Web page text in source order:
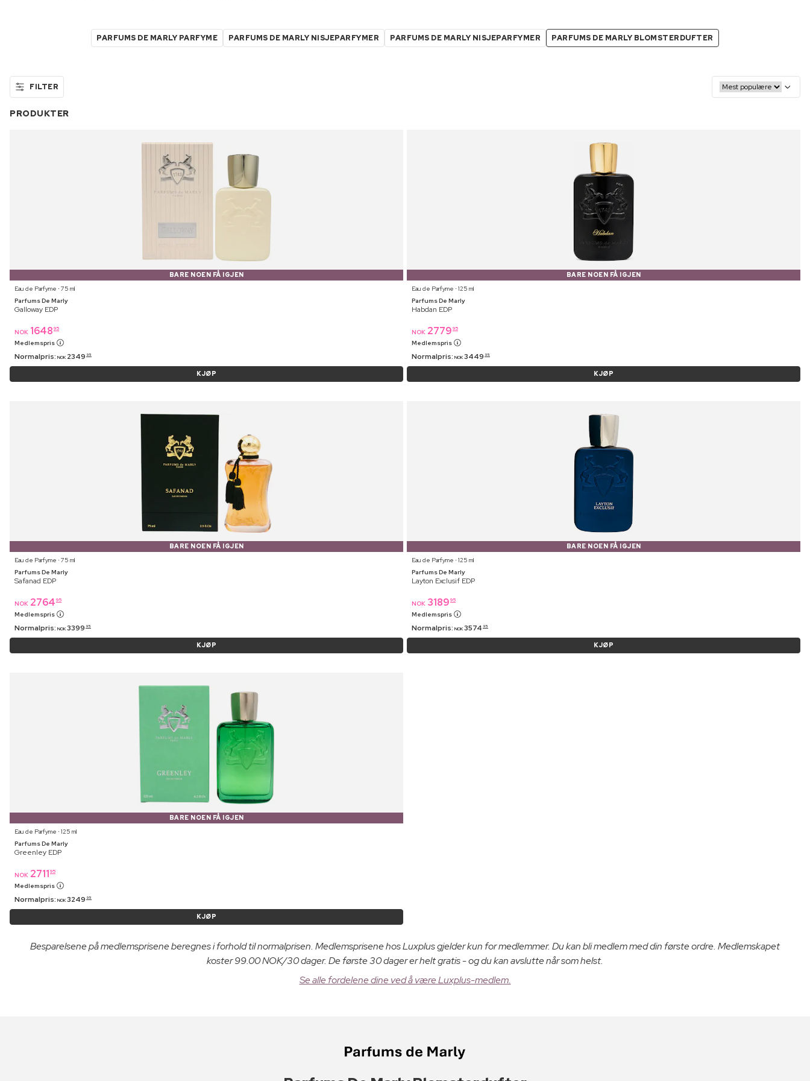
PARFUMS DE MARLY PARFYME PARFUMS DE MARLY NISJEPARFYMER PARFUMS DE MARLY NISJEPARFYMER PARFUMS DE MARLY BLOMSTERDUFTER
FILTER
PRODUKTER
BARE NOEN FÅ IGJEN
Eau de Parfyme ⋅ 75 ml
Parfums De Marly
Galloway EDP
NOK 1648 95
Medlemspris
Normalpris: NOK 2349 95
KJØP
BARE NOEN FÅ IGJEN
Eau de Parfyme ⋅ 125 ml
Parfums De Marly
Habdan EDP
NOK 2779 95
Medlemspris
Normalpris: NOK 3449 95
KJØP
BARE NOEN FÅ IGJEN
Eau de Parfyme ⋅ 75 ml
Parfums De Marly
Safanad EDP
NOK 2764 95
Medlemspris
Normalpris: NOK 3399 95
KJØP
BARE NOEN FÅ IGJEN
Eau de Parfyme ⋅ 125 ml
Parfums De Marly
Layton Exclusif EDP
NOK 3189 95
Medlemspris
Normalpris: NOK 3574 95
KJØP
BARE NOEN FÅ IGJEN
Eau de Parfyme ⋅ 125 ml
Parfums De Marly
Greenley EDP
NOK 2711 95
Medlemspris
Normalpris: NOK 3249 95
KJØP
Besparelsene på medlemsprisene beregnes i forhold til normalprisen. Medlemsprisene hos Luxplus gjelder kun for medlemmer. Du kan bli medlem med din første ordre. Medlemskapet
koster 99.00 NOK/30 dager. De første 30 dager er helt gratis - og du kan avslutte når som helst.
Se alle fordelene dine ved å være Luxplus-medlem.